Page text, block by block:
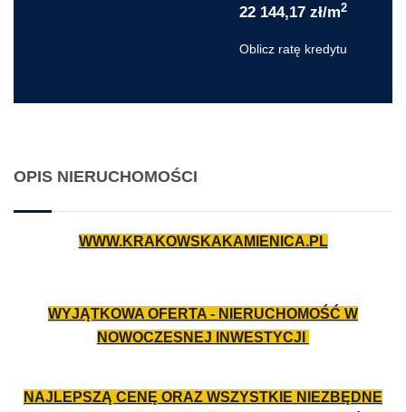
22 144,17 zł/m2
Oblicz ratę kredytu
OPIS NIERUCHOMOŚCI
WWW.KRAKOWSKAKAMIENICA.PL
WYJĄTKOWA OFERTA - NIERUCHOMOŚĆ W
NOWOCZESNEJ INWESTYCJI
NAJLEPSZĄ CENĘ ORAZ WSZYSTKIE NIEZBĘDNE